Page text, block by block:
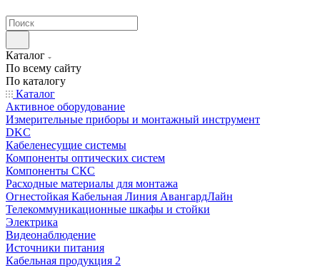
Каталог
По всему сайту
По каталогу
Каталог
Активное оборудование
Измерительные приборы и монтажный инструмент
DKC
Кабеленесущие системы
Компоненты оптических систем
Компоненты СКС
Расходные материалы для монтажа
Огнестойкая Кабельная Линия АвангардЛайн
Телекоммуникационные шкафы и стойки
Электрика
Видеонаблюдение
Источники питания
Кабельная продукция 2